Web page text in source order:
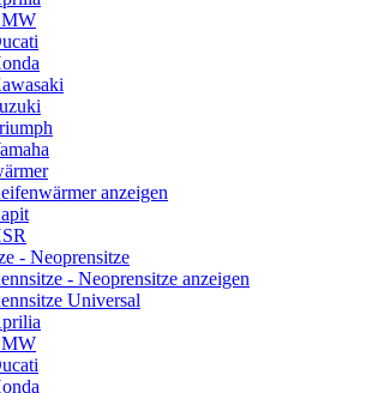
anzeigen
- Neoprensitze
- Neoprensitze anzeigen
Universal